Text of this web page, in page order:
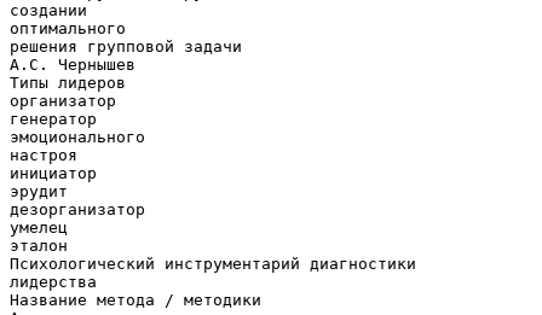
создании
оптимального
решения групповой задачи
А.С. Чернышев
Типы лидеров
организатор
генератор
эмоционального
настроя
инициатор
эрудит
дезорганизатор
умелец
эталон
Психологический инструментарий диагностики
лидерства
Название метода / методики